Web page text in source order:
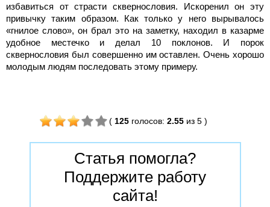
избавиться от страсти сквернословия. Искоренил он эту
привычку таким образом. Как только у него вырывалось
«гнилое слово», он брал это на заметку, находил в казарме
удобное местечко и делал 10 поклонов. И порок
сквернословия был совершенно им оставлен. Очень хорошо
молодым людям последовать этому примеру.
( 125 голосов: 2.55из 5)
Статья помогла?
Поддержите работу
сайта!